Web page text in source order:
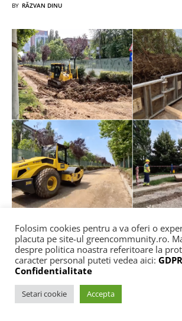
BY RĂZVAN DINU
MOBILITATE URBANĂ NOUTĂȚI
VIDEO. Lucrările de
tramvai din zona Expoziției au
constructor, în așteptarea
Folosim cookies pentru a va oferi o
placuta pe site-ul greencommunity.ro.
despre politica noastra referitoare la
caracter personal puteti vedea aici:
Confidentialitate
Setari cookie Accepta